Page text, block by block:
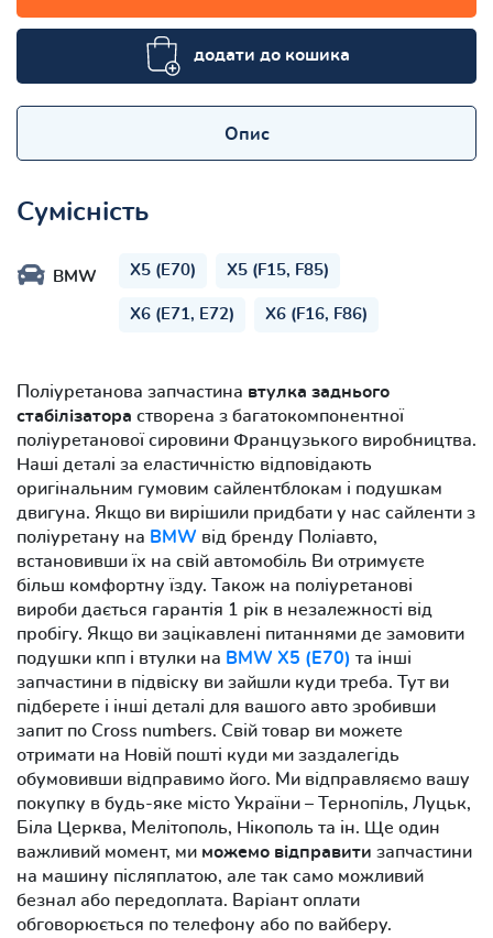
додати до кошика
Опис
Сумісність
BMW X5 (E70) X5 (F15, F85)
X6 (E71, E72) X6 (F16, F86)
Поліуретанова запчастина втулка заднього
стабілізатора створена з багатокомпонентної
поліуретанової сировини Французького виробництва.
Наші деталі за еластичністю відповідають
оригінальним гумовим сайлентблокам і подушкам
двигуна. Якщо ви вирішили придбати у нас сайленти з
поліуретану на BMW від бренду Поліавто,
встановивши їх на свій автомобіль Ви отримуєте
більш комфортну їзду. Також на поліуретанові
вироби дається гарантія 1 рік в незалежності від
пробігу. Якщо ви зацікавлені питаннями де замовити
подушки кпп і втулки на BMW X5 (E70) та інші
запчастини в підвіску ви зайшли куди треба. Тут ви
підберете і інші деталі для вашого авто зробивши
запит по Cross numbers. Свій товар ви можете
отримати на Новій пошті куди ми заздалегідь
обумовивши відправимо його. Ми відправляємо вашу
покупку в будь-яке місто України – Тернопіль, Луцьк,
Біла Церква, Мелітополь, Нікополь та ін. Ще один
важливий момент, ми можемо відправити запчастини
на машину післяплатою, але так само можливий
безнал або передоплата. Варіант оплати
обговорюється по телефону або по вайберу.